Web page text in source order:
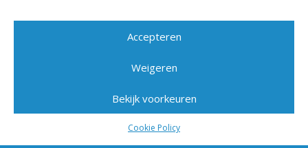
Accepteren
Weigeren
Bekijk voorkeuren
Cookie Policy